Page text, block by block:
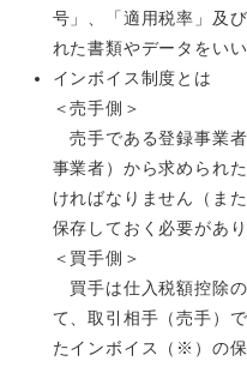
号」、「適用税率」及
れた書類やデータをいい
インボイス制度とは
＜売手側＞
売手である登録事業
事業者）から求められ
ければなりません（ま
保存しておく必要があり
＜買手側＞
買手は仕入税額控除
て、取引相手（売手）
たインボイス（※）の保